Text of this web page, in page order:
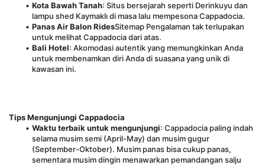
Kota Bawah Tanah: Situs bersejarah seperti Derinkuyu dan
lampu shed Kaymaklı di masa lalu mempesona Cappadocia.
Panas Air Balon RidesSitemap Pengalaman tak terlupakan
untuk melihat Cappadocia dari atas.
Bali Hotel: Akomodasi autentik yang memungkinkan Anda
untuk membenamkan diri Anda di suasana yang unik di
kawasan ini.
Tips Mengunjungi Cappadocia
Waktu terbaik untuk mengunjungi: Cappadocia paling indah
selama musim semi (April-May) dan musim gugur
(September-Oktober). Musim panas bisa cukup panas,
sementara musim dingin menawarkan pemandangan salju